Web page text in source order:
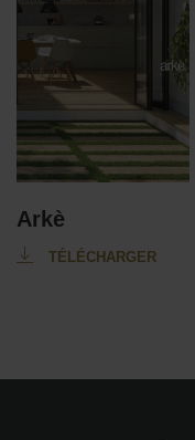
Arkè
TÉLÉCHARGER